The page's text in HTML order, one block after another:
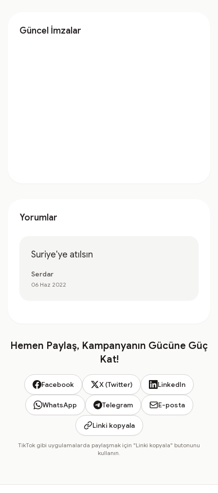
Güncel İmzalar
Yorumlar
Suriye'ye atılsın
Serdar
06 Haz 2022
Hemen Paylaş, Kampanyanın Gücüne Güç
Kat!
Facebook X (Twitter) LinkedIn
WhatsApp Telegram E-posta
Linki kopyala
TikTok gibi uygulamalarda paylaşmak için "Linki kopyala" butonunu
kullanın.